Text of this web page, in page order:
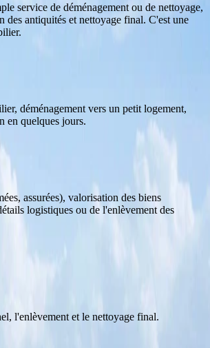
service de déménagement ou de nettoyage,
des antiquités et nettoyage final. C'est une
déménagement vers un petit logement,
en quelques jours.
assurées), valorisation des biens
logistiques ou de l'enlèvement des
l'enlèvement et le nettoyage final.